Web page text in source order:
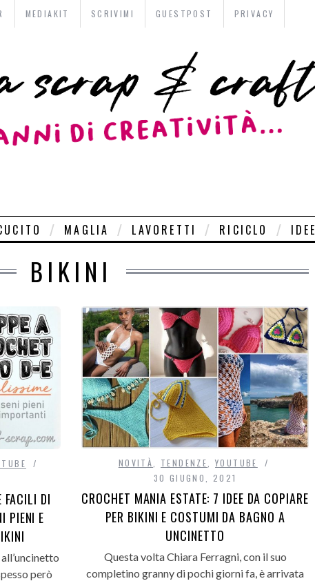
MEDIAKIT SCRIVIMI GUESTPOST PRIVACY
MAGLIA LAVORETTI RICICLO IDEE
BIKINI
FACILI DI
PIENI E
però
NOVITÀ TENDENZE
YOUTUBE
30 GIUGNO, 2021
CROCHET MANIA ESTATE: 7 IDEE DA COPIARE
PER BIKINI E COSTUMI DA BAGNO A
UNCINETTO
Questa volta Chiara Ferragni, con il suo
completino granny di pochi giorni fa, è arrivata